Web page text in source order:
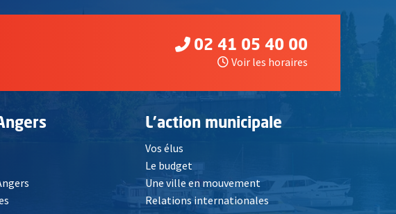
02 41 05 40 00
Voir les horaires
L'action municipale
Vos élus
Le budget
Une ville en mouvement
Relations internationales